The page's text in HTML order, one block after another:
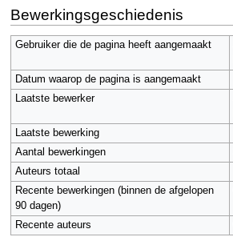
Bewerkingsgeschiedenis
Gebruiker die de pagina heeft aangemaakt
Datum waarop de pagina is aangemaakt
Laatste bewerker
Laatste bewerking
Aantal bewerkingen
Auteurs totaal
Recente bewerkingen (binnen de afgelopen
90 dagen)
Recente auteurs